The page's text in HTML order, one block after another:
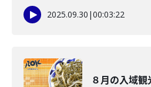
2025.09.30 |00:03:22
８月の入域